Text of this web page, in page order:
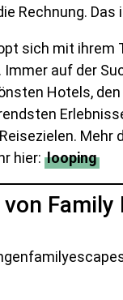
Rechnung. Das
sich mit ihrem
Immer auf der
Hotels, den
Mehr
hier: looping
Family